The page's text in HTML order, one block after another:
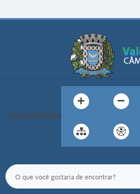
Acessibilidade